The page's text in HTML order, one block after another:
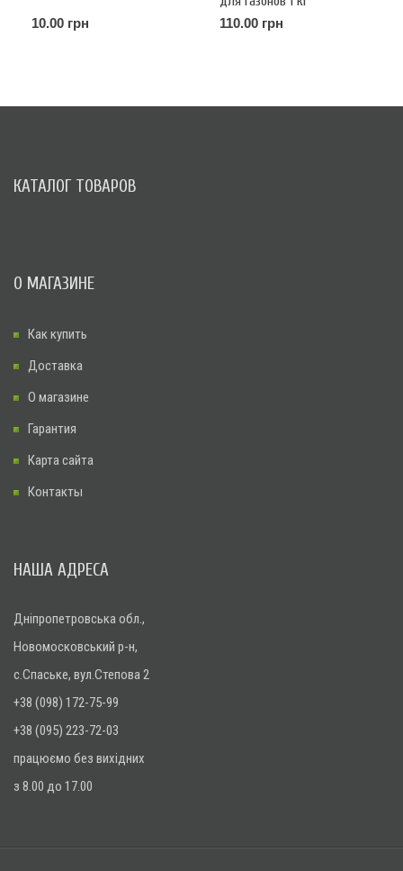
10.00 грн 110.00 грн
КАТАЛОГ ТОВАРОВ
О МАГАЗИНЕ
Как купить
Доставка
О магазине
Гарантия
Карта сайта
Контакты
НАША АДРЕСА
Дніпропетровська обл.,
Новомосковський р-н,
с.Спаське, вул.Степова 2
+38 (098) 172-75-99
+38 (095) 223-72-03
працюємо без вихідних
з 8.00 до 17.00